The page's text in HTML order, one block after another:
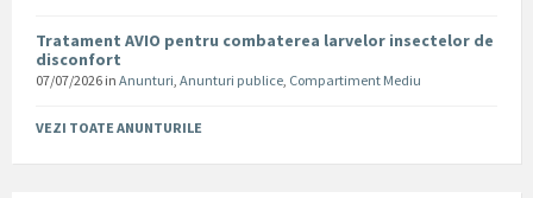
Tratament AVIO pentru combaterea larvelor insectelor de
disconfort
07/07/2026 in Anunturi, Anunturi publice, Compartiment Mediu
VEZI TOATE ANUNTURILE